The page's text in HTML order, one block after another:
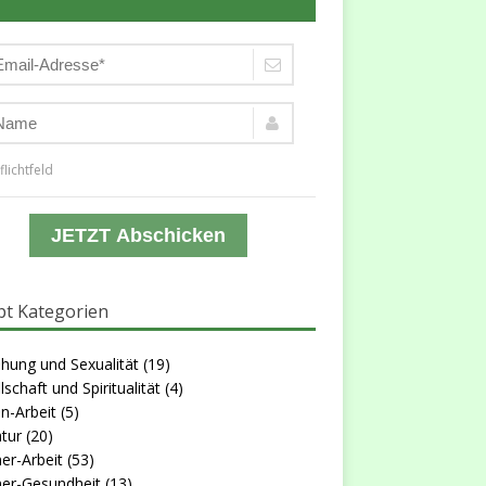
JETZT Abschicken
Kategorien
und Sexualität(19)
und Spiritualität(4)
Arbeit(5)
(20)
Arbeit(53)